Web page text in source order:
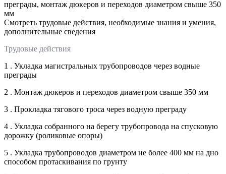
преграды, монтаж дюкеров и переходов диаметром свыше 350
мм
Смотреть трудовые действия, необходимые знания и умения,
дополнительные сведения
Трудовые действия
1 . Укладка магистральных трубопроводов через водные
преграды
2 . Монтаж дюкеров и переходов диаметром свыше 350 мм
3 . Прокладка тягового троса через водную преграду
4 . Укладка собранного на берегу трубопровода на спусковую
дорожку (роликовые опоры)
5 . Укладка трубопроводов диаметром не более 400 мм на дно
способом протаскивания по грунту